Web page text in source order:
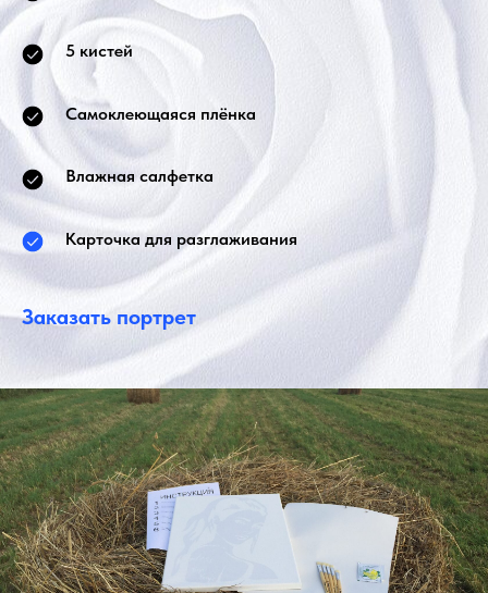
5 кистей
Самоклеющаяся плёнка
Влажная салфетка
Карточка для разглаживания
Заказать портрет